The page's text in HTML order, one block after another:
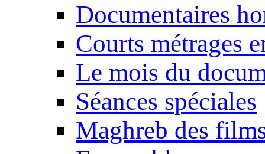
Documentaires
Courts métrages
Le mois du
Séances spéciales
Maghreb des